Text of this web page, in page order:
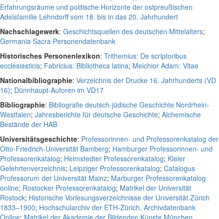
Erfahrungsräume und politische Horizonte der ostpreußischen
Adelsfamilie Lehndorff vom 18. bis in das 20. Jahrhundert
Nachschlagewerk: Geschichtsquellen des deutschen Mittelalters;
Germania Sacra Personendatenbank
Historisches Personenlexikon: Trithemius: De scriptoribus
ecclesiasticis; Fabricius: Bibliotheca latina; Melchior Adam: Vitae
Nationalbibliographie: Verzeichnis der Drucke 16. Jahrhunderts (VD
16); Dünnhaupt-Autoren im VD17
Bibliographie: Bibliografie deutsch-jüdische Geschichte Nordrhein-
Westfalen; Jahresberichte für deutsche Geschichte; Alchemische
Bestände der HAB
Universitätsgeschichte: Professorinnen- und Professorenkatalog der
Otto-Friedrich-Universität Bamberg; Hamburger Professorinnen- und
Professorenkatalog; Helmstedter Professorenkatalog; Kieler
Gelehrtenverzeichnis; Leipziger Professorenkatalog; Catalogus
Professorum der Universität Mainz; Marburger Professorenkatalog
online; Rostocker Professorenkatalog; Matrikel der Universität
Rostock; Historische Vorlesungsverzeichnisse der Universität Zürich
1833–1900; Hochschularchiv der ETH-Zürich, Archivdatenbank
Online; Matrikel der Akademie der Bildenden Künste München